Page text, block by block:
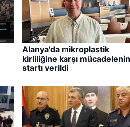
Alanya'da mikroplastik
kirliliğine karşı mücadelenin
startı verildi